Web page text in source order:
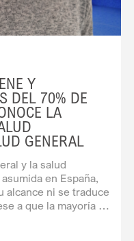
Y
DEL 70% DE
LA
GENERAL
y la salud
en España,
alcance ni se traduce
a que la mayoría de
recomendada